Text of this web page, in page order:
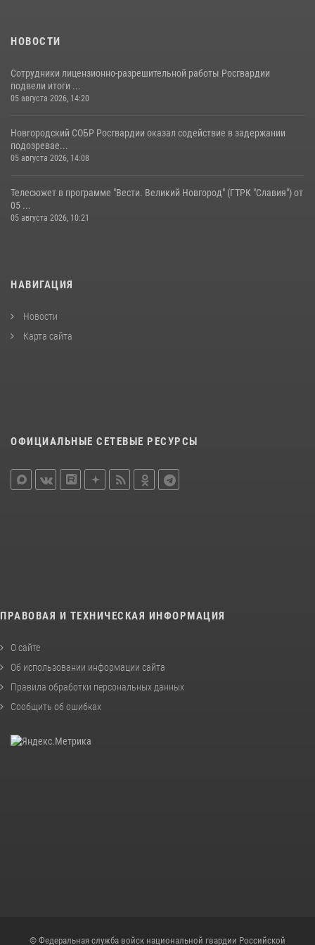
НОВОСТИ
Сотрудники лицензионно-разрешительной работы Росгвардии
подвели итоги ...
05 августа 2026, 14:20
Новгородский СОБР Росгвардии оказал содействие в задержании
подозревае...
05 августа 2026, 14:08
Телесюжет в программе "Вести. Великий Новгород" (ГТРК "Славия") от
05 ...
05 августа 2026, 10:21
НАВИГАЦИЯ
Новости
Карта сайта
ОФИЦИАЛЬНЫЕ СЕТЕВЫЕ РЕСУРСЫ
ПРАВОВАЯ И ТЕХНИЧЕСКАЯ ИНФОРМАЦИЯ
О сайте
Об использовании информации сайта
Правила обработки персональных данных
Сообщить об ошибках
© Федеральная служба войск национальной гвардии Российской